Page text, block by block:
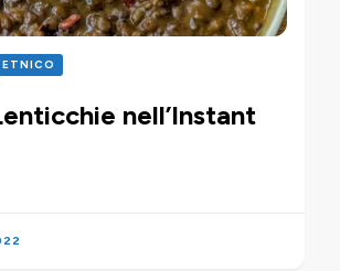
ETNICO
nell’Instant